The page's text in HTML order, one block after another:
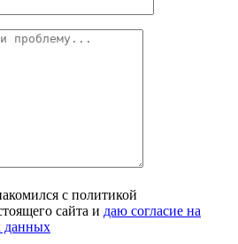
с политикой
сайта и даю согласие на
данных